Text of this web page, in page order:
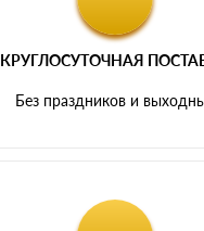
КРУГЛОСУТОЧНАЯ
Без праздников и